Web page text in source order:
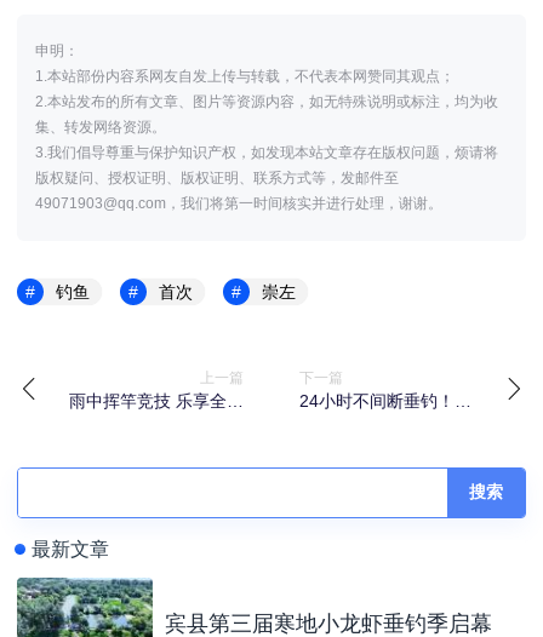
申明：
1.本站部份内容系网友自发上传与转载，不代表本网赞同其观点；
2.本站发布的所有文章、图片等资源内容，如无特殊说明或标注，均为收
集、转发网络资源。
3.我们倡导尊重与保护知识产权，如发现本站文章存在版权问题，烦请将
版权疑问、授权证明、版权证明、联系方式等，发邮件至
49071903@qq.com，我们将第一时间核实并进行处理，谢谢。
钓鱼 首次 崇左
上一篇
雨中挥竿竞技 乐享全民
下一篇
24小时不间断垂钓！瓮
搜索
最新文章
宾县第三届寒地小龙虾垂钓季启幕